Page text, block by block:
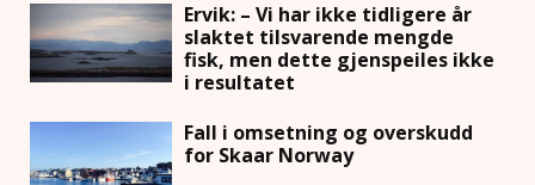
Ervik: – Vi har ikke tidligere år
slaktet tilsvarende mengde
fisk, men dette gjenspeiles ikke
i resultatet
Fall i omsetning og overskudd
for Skaar Norway